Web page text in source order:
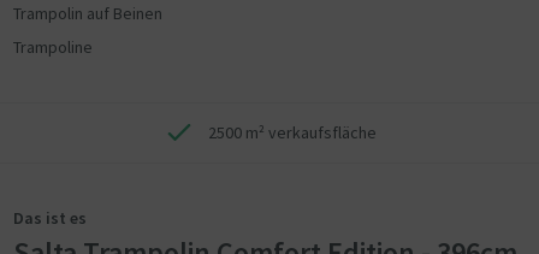
Trampolin auf Beinen
Trampoline
2500 m² verkaufsfläche
Das ist es